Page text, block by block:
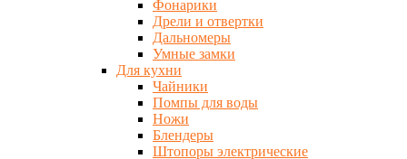
Фонарики
Дрели и отвертки
Дальномеры
Умные замки
Для кухни
Чайники
Помпы для воды
Ножи
Блендеры
Штопоры электрические